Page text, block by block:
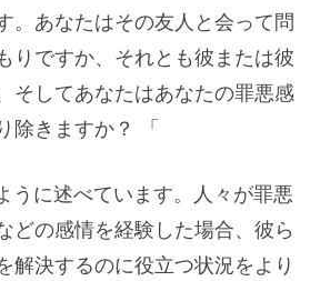
。あなたはその友人と会って問
りですか、それとも彼または彼
そしてあなたはあなたの罪悪感
除きますか？ 「
うに述べています。人々が罪悪
どの感情を経験した場合、彼ら
解決するのに役立つ状況をより